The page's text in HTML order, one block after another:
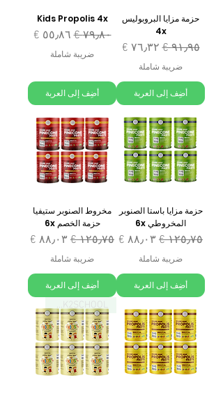
حزمة مزايا البروبوليس
4x
سعر عادي‏٩١٫٩٥ € سعر البيع
ضريبة شاملة
أضِف إلى العربة
Kids Propolis 4x
سعر عادي‏٧٩٫٨٠ € سعر البيع
ضريبة شاملة
أضِف إلى العربة
حزمة مزايا باستا الصنوبر
المخروطي 6x
سعر عادي سعر البيع
ضريبة شاملة
أضِف إلى العربة
مخروط الصنوبر ستيفيا
حزمة الخصم 6x
سعر عادي سعر البيع
ضريبة شاملة
أضِف إلى العربة
BACK2SCHOOL